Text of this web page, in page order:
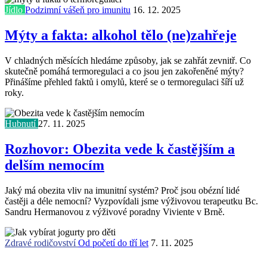
Jídlo Podzimní vášeň pro imunitu 16. 12. 2025
Mýty a fakta: alkohol tělo (ne)zahřeje
V chladných měsících hledáme způsoby, jak se zahřát zevnitř. Co
skutečně pomáhá termoregulaci a co jsou jen zakořeněné mýty?
Přinášíme přehled faktů i omylů, které se o termoregulaci šíří už
roky.
Hubnutí 27. 11. 2025
Rozhovor: Obezita vede k častějším a
delším nemocím
Jaký má obezita vliv na imunitní systém? Proč jsou obézní lidé
častěji a déle nemocní? Vyzpovídali jsme výživovou terapeutku Bc.
Sandru Hermanovou z výživové poradny Viviente v Brně.
Zdravé rodičovstvíOd početí do tří let 7. 11. 2025